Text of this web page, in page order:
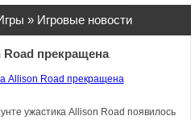
» Игровые новости
Road прекращена
ужастика Allison Road появилось